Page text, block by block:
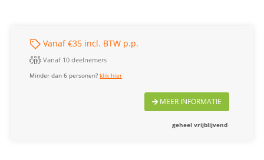
Vanaf €35 incl. BTW p.p.
Vanaf 10 deelnemers
Minder dan 6 personen?klik hier
MEER INFORMATIE
geheel vrijblijvend